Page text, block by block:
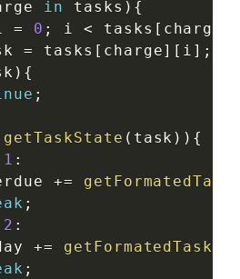
in tasks ) {
= 0 ; i < tasks [ charge
= tasks [ charge] [ i ] ;
) {
;
getTaskState ( task ) ) {
1 :
+= getFormatedTask
;
2 :
+= getFormatedTask
;